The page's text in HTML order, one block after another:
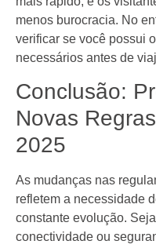
menos burocracia. No
verificar se você possui
necessários antes de
Conclusão:
Novas
2025
As mudanças nas
refletem a necessidade
constante evolução.
conectividade ou